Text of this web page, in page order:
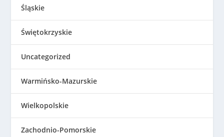
Śląskie
Świętokrzyskie
Uncategorized
Warmińsko-Mazurskie
Wielkopolskie
Zachodnio-Pomorskie